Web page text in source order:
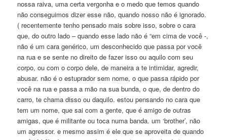
nossa raiva, uma certa vergonha e o medo que temos quando
não conseguimos dizer esse não, quando nosso não é ignorado.
( recentemente tenho pensado mais sobre isso, sobre o cara
que, do outro lado – quando esse lado não é “em cima de você -,
não é um cara genérico, um desconhecido que passa por você
na rua e se sente no direito de fazer isso ou aquilo com seu
corpo, ou com o corpo dele, de maneira a te intimidar, agredir,
abusar. não é o estuprador sem nome, o que passa rápido por
você na rua e passa a mão na sua bunda, o que, de dentro do
carro, te chama disso ou daquilo. estou pensando no cara que
tem um nome, que sai com a gente, que é amigo de outras
amigas, que é militante ou toca numa banda. um ‘brother’, não
um agressor. e mesmo assim é ele que se aproveita de quando